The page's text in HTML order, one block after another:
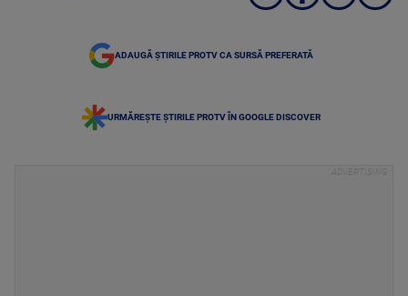
ADAUGĂ ȘTIRILE PROTV CA SURSĂ PREFERATĂ
URMĂREȘTE ȘTIRILE PROTV ÎN GOOGLE DISCOVER